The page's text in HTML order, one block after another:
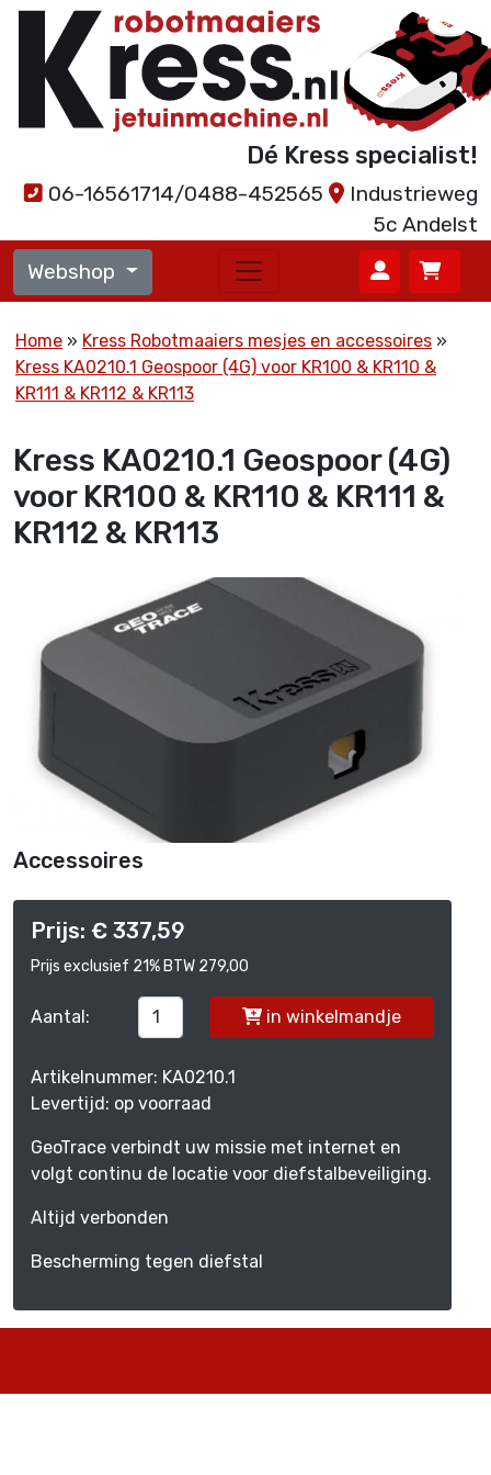
Dé Kress specialist!
06-16561714/0488-452565
Industrieweg
5c Andelst
Webshop
Home
Kress Robotmaaiers mesjes en accessoires
Kress KA0210.1 Geospoor (4G) voor KR100 & KR110 &
KR111 & KR112 & KR113
Kress KA0210.1 Geospoor (4G)
voor KR100 & KR110 & KR111 &
KR112 & KR113
Accessoires
Prijs: € 337,59
Prijs exclusief 21% BTW 279,00
Aantal: in winkelmandje
Artikelnummer: KA0210.1
Levertijd: op voorraad
GeoTrace verbindt uw missie met internet en
volgt continu de locatie voor diefstalbeveiliging.
Altijd verbonden
Bescherming tegen diefstal